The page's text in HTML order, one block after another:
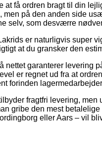
at få ordren bragt til din
men på den anden side
selv, som desværre
er naturligvis super
at du gransker den
nettet garanterer
er regnet ud fra at
forinden
fragtfri levering,
gribe den mest
eller Aars – vil